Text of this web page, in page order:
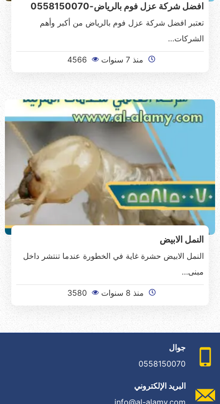
افضل شركة عزل فوم بالرياض-0558150070
تعتبر افضل شركة عزل فوم بالرياض من أكبر وأهم
الشركات…
منذ 7 سنوات 4566
النمل الابيض
النمل الابيض حشرة غاية في الخطورة عندما تنتشر داخل
مبنى…
منذ 8 سنوات 3580
جوال
0558150070
البريد الإلكتروني